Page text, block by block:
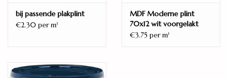
bij passende plakplint
€2.30 per m1
MDF Moderne plint
70x12 wit voorgelakt
RAL 9010
€3.75 per m1